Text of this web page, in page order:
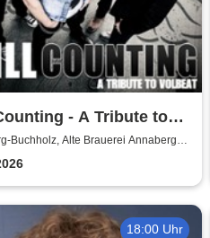
- A Tribute to
Buchholz, Alte Brauerei Annaberg-
18:00 Uhr